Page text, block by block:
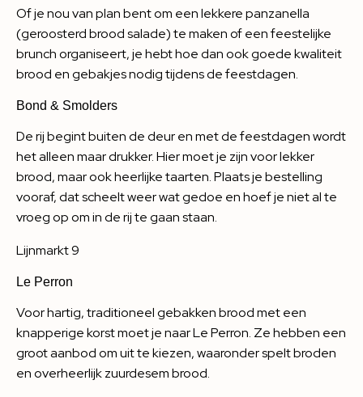
Of je nou van plan bent om een lekkere panzanella
(geroosterd brood salade) te maken of een feestelijke
brunch organiseert, je hebt hoe dan ook goede kwaliteit
brood en gebakjes nodig tijdens de feestdagen.
Bond & Smolders
De rij begint buiten de deur en met de feestdagen wordt
het alleen maar drukker. Hier moet je zijn voor lekker
brood, maar ook heerlijke taarten. Plaats je bestelling
vooraf, dat scheelt weer wat gedoe en hoef je niet al te
vroeg op om in de rij te gaan staan.
Lijnmarkt 9
Le Perron
Voor hartig, traditioneel gebakken brood met een
knapperige korst moet je naar Le Perron. Ze hebben een
groot aanbod om uit te kiezen, waaronder spelt broden
en overheerlijk zuurdesem brood.